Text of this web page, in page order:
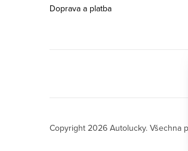
Doprava a platba
Copyright 2026 Autolucky. Všechna